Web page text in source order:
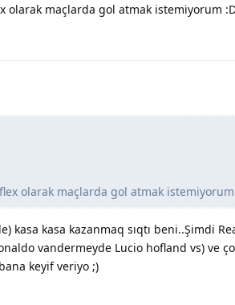
olarak maçlarda gol atmak istemiyorum
olarak maçlarda gol atmak
kasa kasa kazanmaq sıqtı beni..Şimdi
vandermeyde Lucio hofland vs) ve
keyif veriyo ;)